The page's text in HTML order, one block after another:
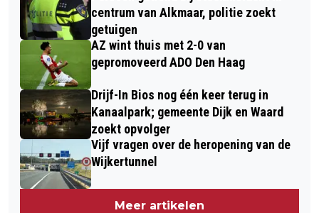
DE SCHRIJVERcentrum van Alkmaar, politie zoekt
getuigen
AZ wint thuis met 2-0 van
gepromoveerd ADO Den Haag
Drijf-In Bios nog één keer terug in
Kanaalpark; gemeente Dijk en Waard
zoekt opvolger
Vijf vragen over de heropening van de
Wijkertunnel
Meer artikelen